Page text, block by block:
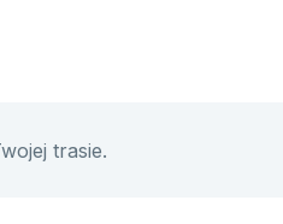
trasie.